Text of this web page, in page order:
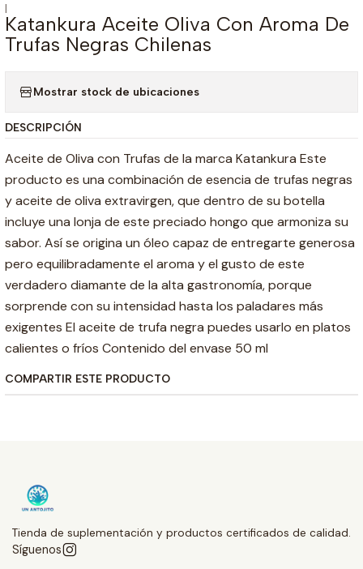
|
Katankura Aceite Oliva Con Aroma De
Trufas Negras Chilenas
Mostrar stock de ubicaciones
DESCRIPCIÓN
Aceite de Oliva con Trufas de la marca Katankura Este
producto es una combinación de esencia de trufas negras
y aceite de oliva extravirgen, que dentro de su botella
incluye una lonja de este preciado hongo que armoniza su
sabor. Así se origina un óleo capaz de entregarte generosa
pero equilibradamente el aroma y el gusto de este
verdadero diamante de la alta gastronomía, porque
sorprende con su intensidad hasta los paladares más
exigentes El aceite de trufa negra puedes usarlo en platos
calientes o fríos Contenido del envase 50 ml
COMPARTIR ESTE PRODUCTO
Tienda de suplementación y productos certificados de calidad.
Síguenos